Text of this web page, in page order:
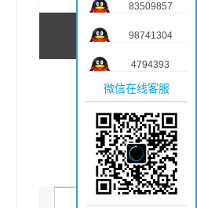
商品介绍
83509857
98741304
4794393
微信在线客服